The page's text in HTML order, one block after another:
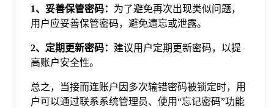
1、妥善保管密码： 为了避免再次出现类似问题，
用户应妥善保管密码，避免遗忘或泄露。
2、定期更新密码： 建议用户定期更新密码，以提
高账户安全性。
总之，当接而连账户因多次输错密码被锁定时，用
户可以通过联系系统管理员、使用“忘记密码”功能